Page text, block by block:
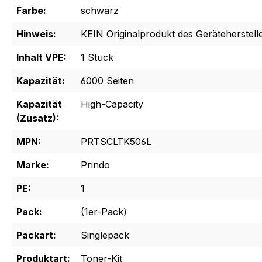
Farbe:
schwarz
Hinweis:
KEIN Originalprodukt des
Inhalt VPE:
1 Stück
Kapazität:
6000 Seiten
Kapazität
(Zusatz):
High-Capacity
MPN:
PRTSCLTK506L
Marke:
Prindo
PE:
1
Pack:
(1er-Pack)
Packart:
Singlepack
Produktart:
Toner-Kit